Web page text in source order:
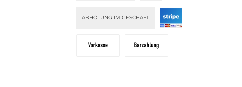
ABHOLUNG IM GESCHÄFT